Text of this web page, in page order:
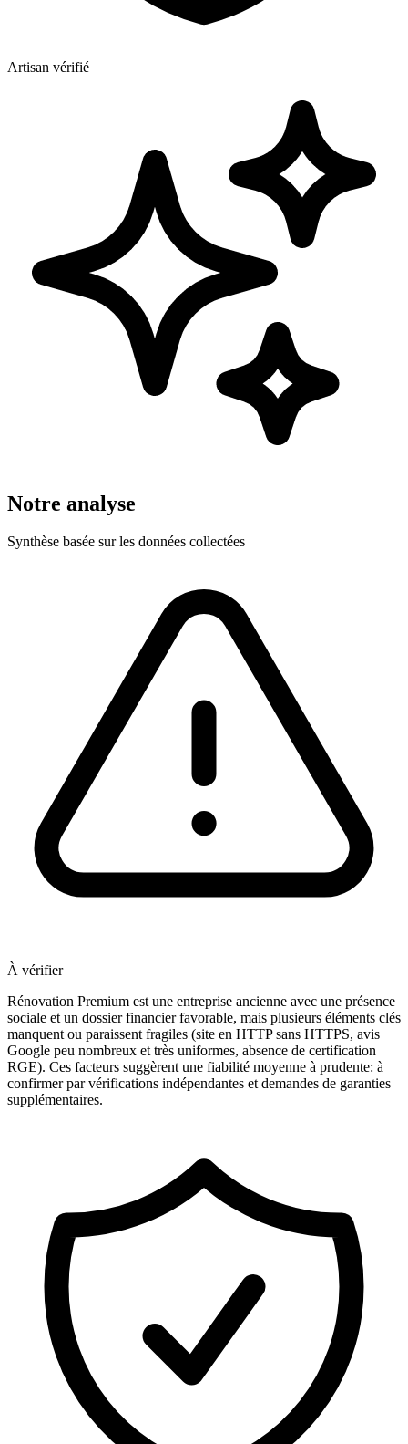
Artisan vérifié
Notre analyse
Synthèse basée sur les données collectées
À vérifier
Rénovation Premium est une entreprise ancienne avec une présence
sociale et un dossier financier favorable, mais plusieurs éléments clés
manquent ou paraissent fragiles (site en HTTP sans HTTPS, avis
Google peu nombreux et très uniformes, absence de certification
RGE). Ces facteurs suggèrent une fiabilité moyenne à prudente: à
confirmer par vérifications indépendantes et demandes de garanties
supplémentaires.